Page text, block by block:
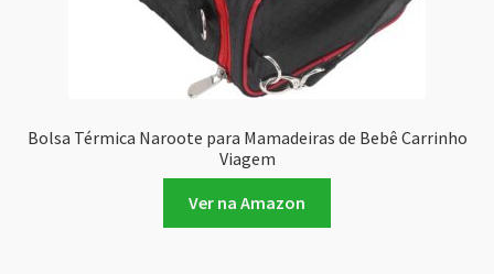
Bolsa Térmica Naroote para Mamadeiras de Bebê Carrinho
Viagem
Ver na Amazon